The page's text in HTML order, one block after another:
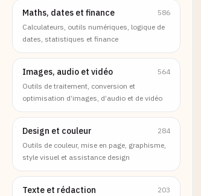
Maths, dates et finance
586
Calculateurs, outils numériques, logique de
dates, statistiques et finance
Images, audio et vidéo
564
Outils de traitement, conversion et
optimisation d’images, d’audio et de vidéo
Design et couleur
284
Outils de couleur, mise en page, graphisme,
style visuel et assistance design
Texte et rédaction
203